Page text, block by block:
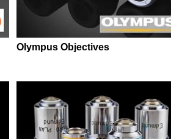
Olympus Objectives